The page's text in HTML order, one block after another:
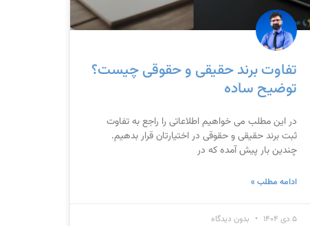
تفاوت برند حقیقی و حقوقی چیست؟
توضیح ساده
در این مطلب می خواهیم اطلاعاتی را راجع به تفاوت
ثبت برند حقیقی و حقوقی در اختیارتان قرار بدهیم.
چندین بار پیش آمده که در
ادامه مطلب »
۵ دی ۱۴۰۴ بدون دیدگاه